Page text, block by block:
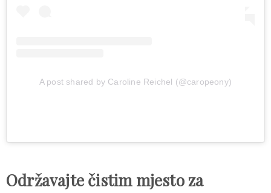
A post shared by Caroline Reichel (@caropeony)
Održavajte čistim mjesto za